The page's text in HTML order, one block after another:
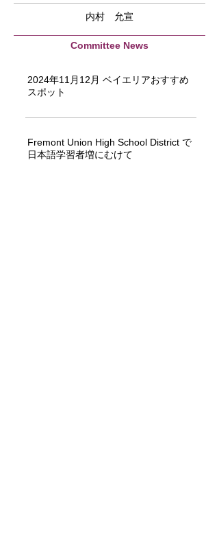
内村 允宣
Committee News
2024年11月12月 ベイエリアおすすめ
スポット
Fremont Union High School District で
日本語学習者増にむけて